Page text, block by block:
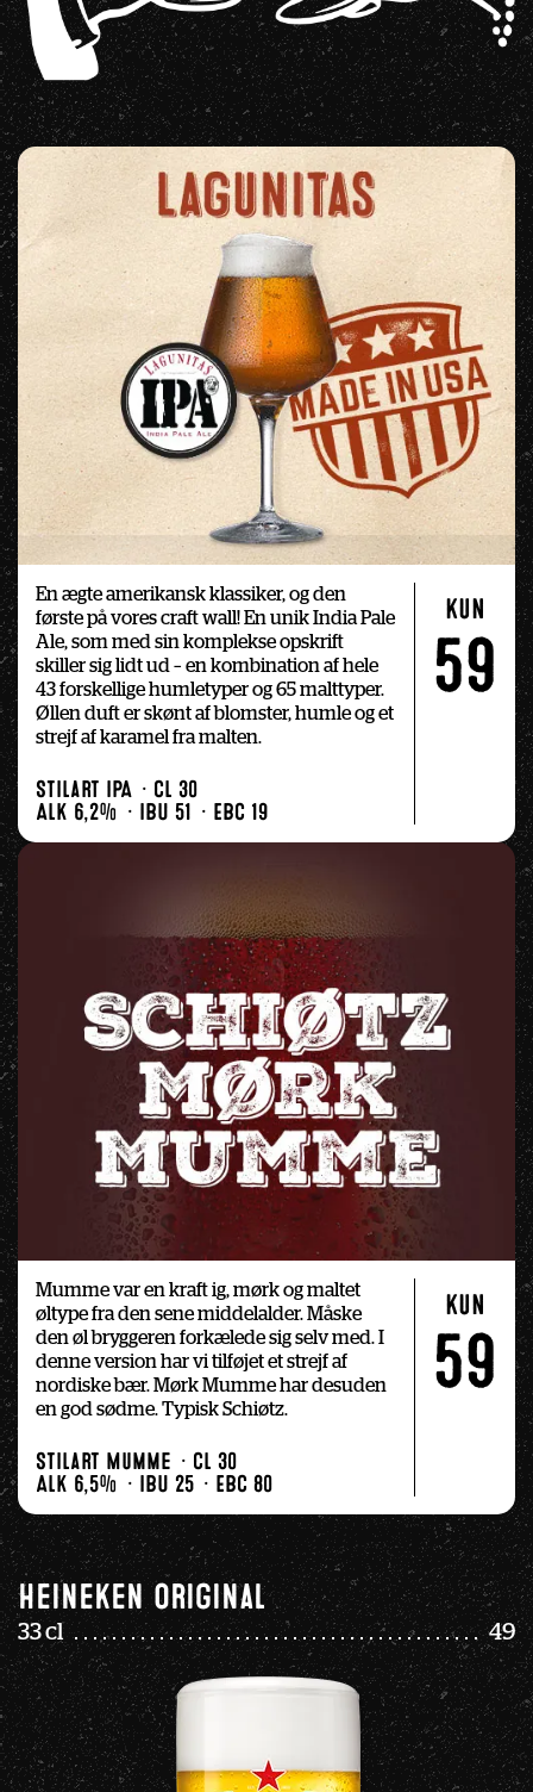
En ægte amerikansk klassiker, og den
første på vores craft wall! En unik India Pale
Ale, som med sin komplekse opskrift
skiller sig lidt ud – en kombination af hele
43 forskellige humletyper og 65 malttyper.
Øllen duft er skønt af blomster, humle og et
strejf af karamel fra malten.
Stilart IPA
Cl 30
Alk 6,2%
IBU 51 EBC 19
kun
59
Mumme var en kraft ig, mørk og maltet
øltype fra den sene middelalder. Måske
den øl bryggeren forkælede sig selv med. I
denne version har vi tilføjet et strejf af
nordiske bær. Mørk Mumme har desuden
en god sødme. Typisk Schiøtz.
Stilart Mumme
Cl 30
Alk 6,5%
IBU 25 EBC 80
kun
59
Heineken Original
33 cl 49